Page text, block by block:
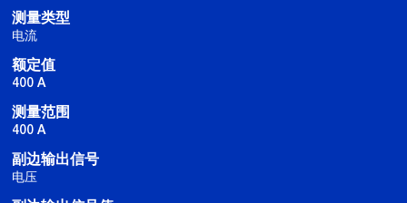
测量类型
电流
额定值
400 A
测量范围
400 A
副边输出信号
电压